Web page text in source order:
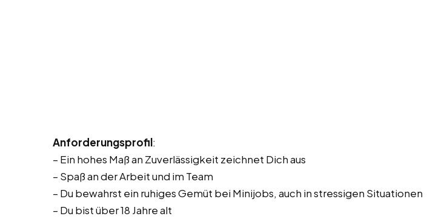
Anforderungsprofil:
– Ein hohes Maß an Zuverlässigkeit zeichnet Dich aus
– Spaß an der Arbeit und im Team
– Du bewahrst ein ruhiges Gemüt bei Minijobs, auch in stressigen Situationen
– Du bist über 18 Jahre alt